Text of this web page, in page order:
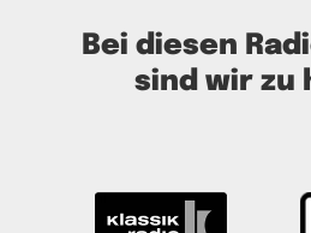
Bei diesen
sind wir zu